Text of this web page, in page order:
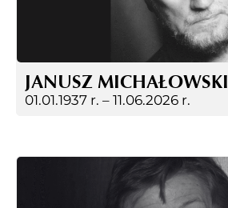
JANUSZ MICHAŁOWSKI
01.01.1937 r. – 11.06.2026 r.